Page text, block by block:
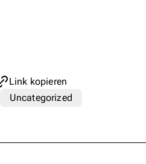
Link kopieren
Uncategorized